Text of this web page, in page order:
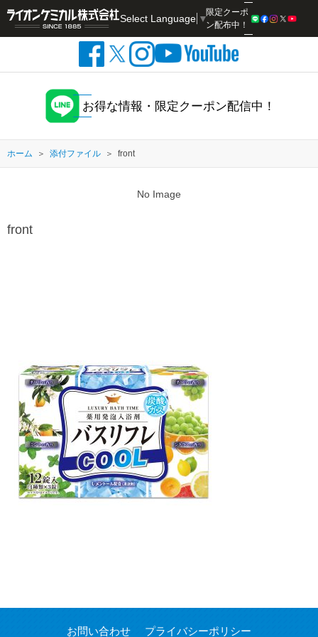
Select Language ▼
限定クーポ
ン配布中！
お得な情報・限定クーポン配信中！
ホーム 添付ファイル front
No Image
front
お問い合わせ プライバシーポリシー
検索